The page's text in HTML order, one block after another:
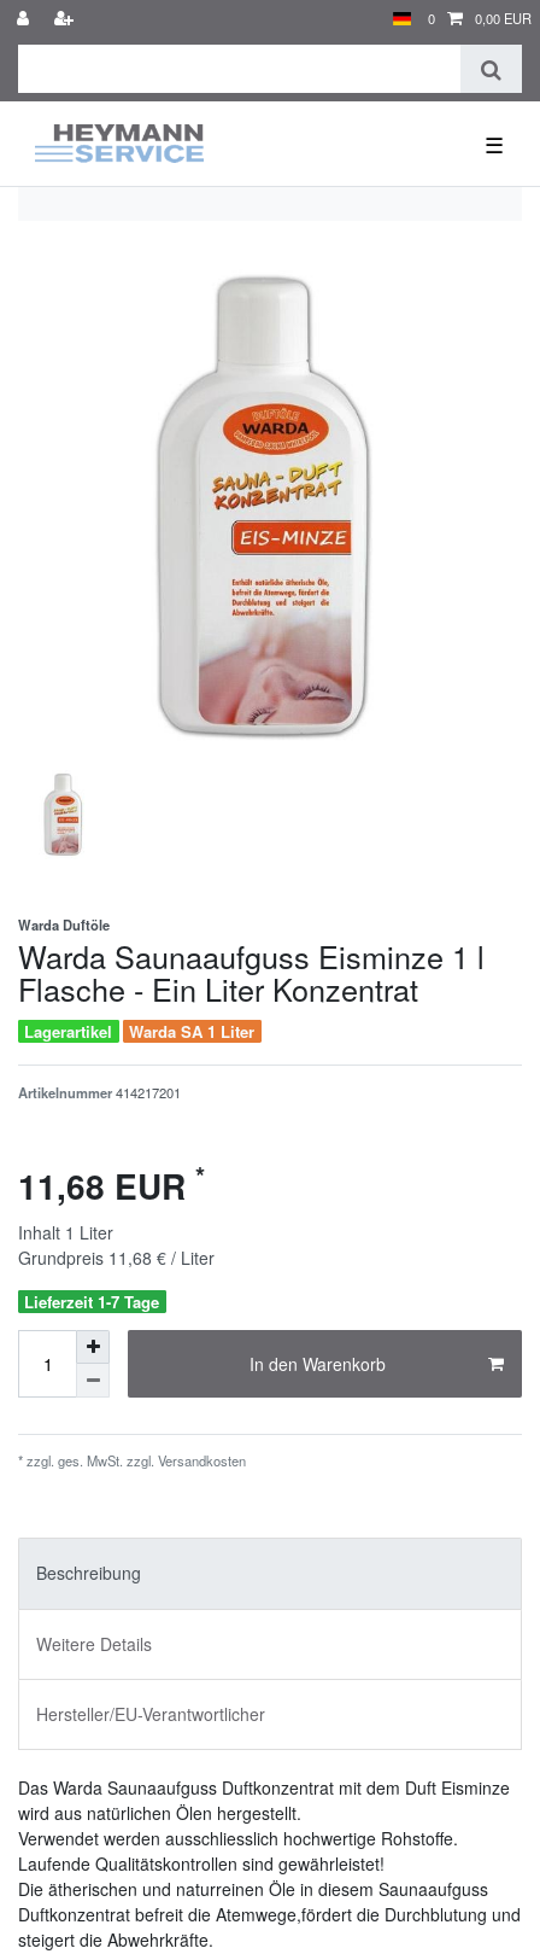
0 0,00 EUR
☰
Warda Duftöle
Warda Saunaaufguss Eisminze 1 l
Flasche - Ein Liter Konzentrat
Lagerartikel Warda SA 1 Liter
Artikelnummer414217201
11,68 EUR *
Inhalt 1 Liter
Grundpreis 11,68 € / Liter
Lieferzeit 1-7 Tage
In den Warenkorb
* zzgl. ges. MwSt. zzgl. Versandkosten
Beschreibung
Weitere Details
Hersteller/EU-Verantwortlicher
Das Warda Saunaaufguss Duftkonzentrat mit dem Duft Eisminze
wird aus natürlichen Ölen hergestellt.
Verwendet werden ausschliesslich hochwertige Rohstoffe.
Laufende Qualitätskontrollen sind gewährleistet!
Die ätherischen und naturreinen Öle in diesem Saunaaufguss
Duftkonzentrat befreit die Atemwege,fördert die Durchblutung und
steigert die Abwehrkräfte.